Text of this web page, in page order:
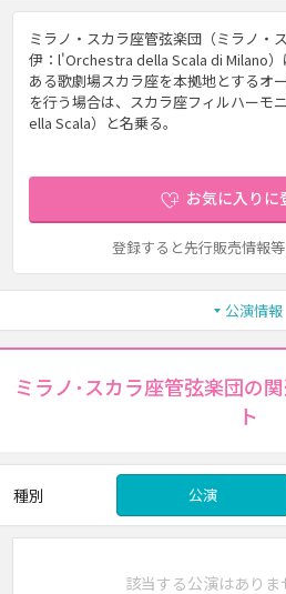
ミラノ・スカラ座管弦楽団（ミラノ・
伊：l'Orchestra della Scala di Milano
ある歌劇場スカラ座を本拠地とするオ
を行う場合は、スカラ座フィルハーモ
ella Scala）と名乗る。
お気に入りに
登録すると先行販売情報
公演情報
ミラノ･スカラ座管弦楽団の
ト
種別 公演
該当する公演はありま